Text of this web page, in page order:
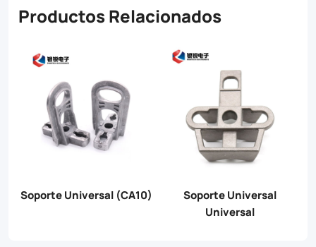
Productos Relacionados
Soporte Universal (CA10)
Soporte Universal
Universal